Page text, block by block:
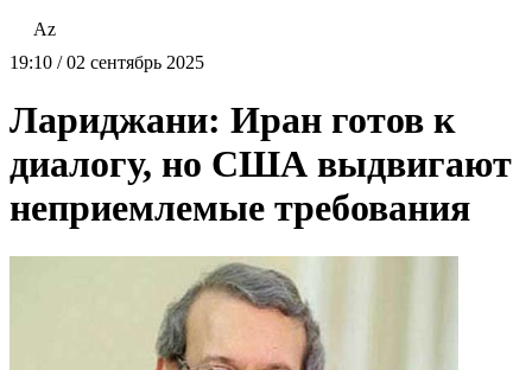
Az
19:10 / 02 сентябрь 2025
Лариджани: Иран готов к
диалогу, но США выдвигают
неприемлемые требования